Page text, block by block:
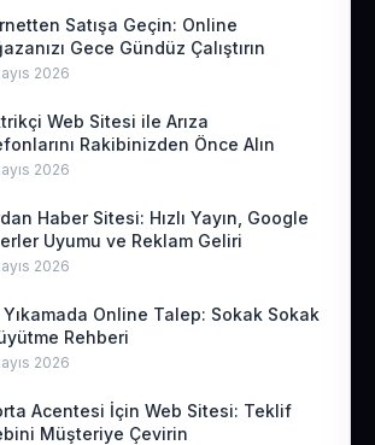
Satışa Geçin: Online
Gece Gündüz Çalıştırın
2026
Web Sitesi ile Arıza
Rakibinizden Önce Alın
2026
Haber Sitesi: Hızlı Yayın, Google
Uyumu ve Reklam Geliri
2026
Yıkamada Online Talep: Sokak Sokak
Rehberi
2026
Acentesi İçin Web Sitesi: Teklif
Müşteriye Çevirin